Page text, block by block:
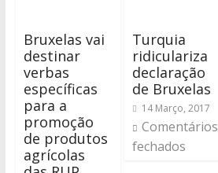
Bruxelas vai
destinar
verbas
específicas
para a
promoção
de produtos
agrícolas
Turquia
ridiculariza
declaração
de Bruxelas
14 Março, 2017
Comentários
fechados